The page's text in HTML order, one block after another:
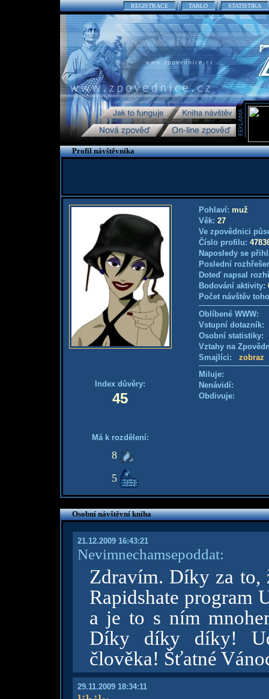
REGISTRACE TABLO STATISTIKA
Profil návštěvníka
Index důvěry:
45
Má k rozdělení:
8
5
Pohlaví: muž
Věk: 27
Ve zpovědnici
Číslo profilu:
Naposledy se
Poslední
Doteď napsal
Bodování aktivity:
Počet návštěv
Oblíbené WWW:
Vstupní
Osobní
Vztahy na
Smajlíci: zobraz
Miluje:
Nenávidí:
Obdivuje:
Osobní návštěvní kniha
21.12.2009 16:43:21
Nevimnechamsepoddat:
Zdravím. Díky za to,
Rapidshate program
a je to s ním
Díky díky díky!
člověka! Šťatné
29.11.2009 18:34:11